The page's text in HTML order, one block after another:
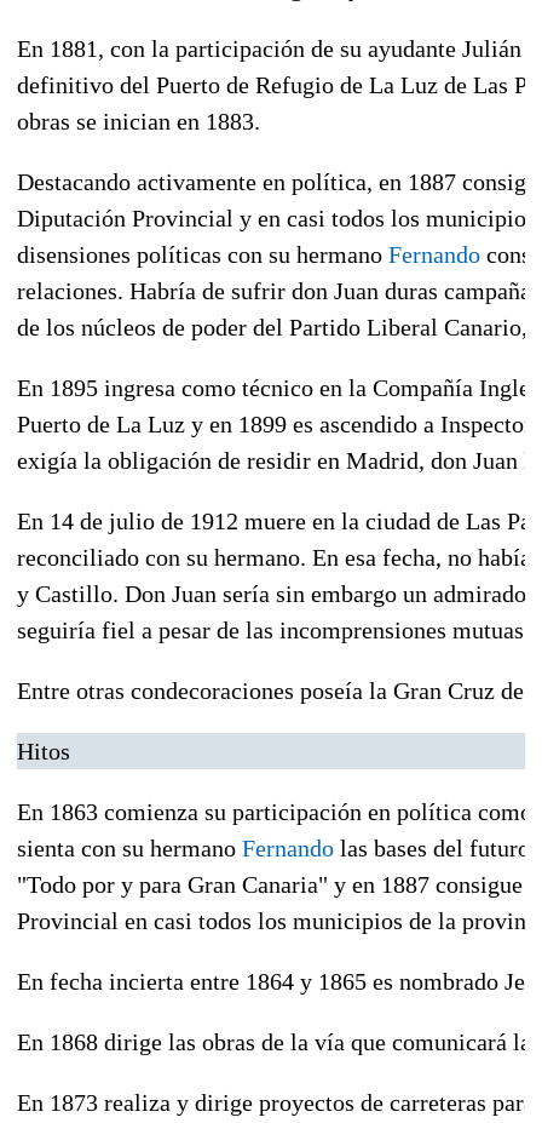
En 1881, con la participación de su ayudante Julián
definitivo del Puerto de Refugio de La Luz de Las
obras se inician en 1883.
Destacando activamente en política, en 1887
Diputación Provincial y en casi todos los
disensiones políticas con su hermano Fernando
relaciones. Habría de sufrir don Juan duras
de los núcleos de poder del Partido Liberal Canario,
En 1895 ingresa como técnico en la Compañía
Puerto de La Luz y en 1899 es ascendido a
exigía la obligación de residir en Madrid, don Juan
En 14 de julio de 1912 muere en la ciudad de Las
reconciliado con su hermano. En esa fecha, no
y Castillo. Don Juan sería sin embargo un
seguiría fiel a pesar de las incomprensiones mutuas.
Entre otras condecoraciones poseía la Gran Cruz de
Hitos
En 1863 comienza su participación en política
sienta con su hermano Fernando las bases del
"Todo por y para Gran Canaria" y en 1887 consigue
Provincial en casi todos los municipios de la
En fecha incierta entre 1864 y 1865 es nombrado
En 1868 dirige las obras de la vía que comunicará
En 1873 realiza y dirige proyectos de carreteras